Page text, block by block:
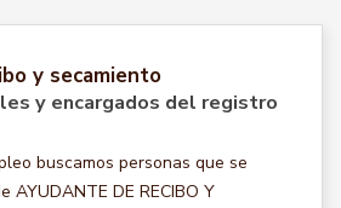
y secamiento
y encargados del registro
buscamos personas que se
AYUDANTE DE RECIBO Y